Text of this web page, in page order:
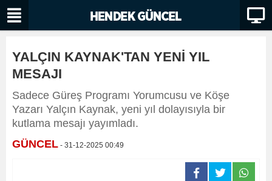
YALÇIN KAYNAK'TAN YENİ YIL
MESAJI
Sadece Güreş Programı Yorumcusu ve Köşe
Yazarı Yalçın Kaynak, yeni yıl dolayısıyla bir
kutlama mesajı yayımladı.
GÜNCEL - 31-12-2025 00:49